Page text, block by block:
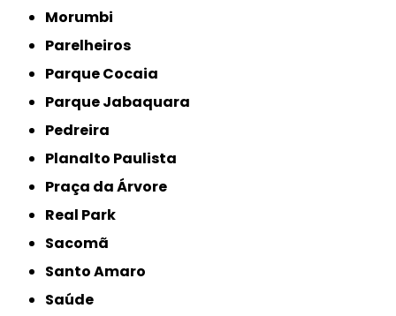
Morumbi
Parelheiros
Parque Cocaia
Parque Jabaquara
Pedreira
Planalto Paulista
Praça da Árvore
Real Park
Sacomã
Santo Amaro
Saúde